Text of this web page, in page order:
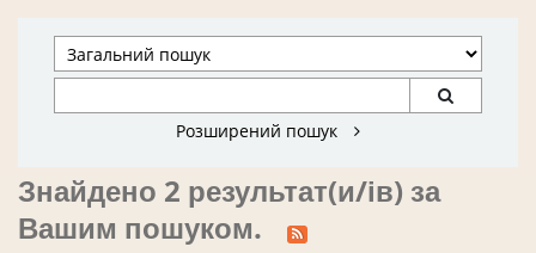
Розширений пошук
Знайдено 2 результат(и/ів) за
Вашим пошуком.